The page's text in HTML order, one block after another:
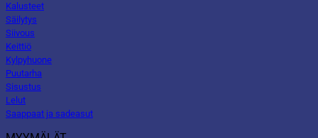
Kalusteet
Säilytys
Siivous
Keittiö
Kylpyhuone
Puutarha
Sisustus
Lelut
Saappaat ja sadeasut